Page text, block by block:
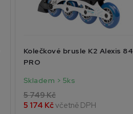
Kolečkové brusle K2 Alexis 84
PRO
Skladem > 5ks
5 749 Kč
5 174 Kčvčetně DPH